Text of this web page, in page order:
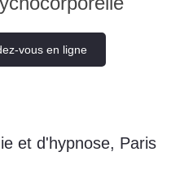
vous en ligne
et d'hypnose, Paris